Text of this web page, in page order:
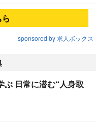
sponsored by 求人ボックス
ぶ 日常に潜む“人身取